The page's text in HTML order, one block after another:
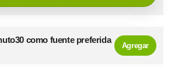
como fuente preferida
Agregar